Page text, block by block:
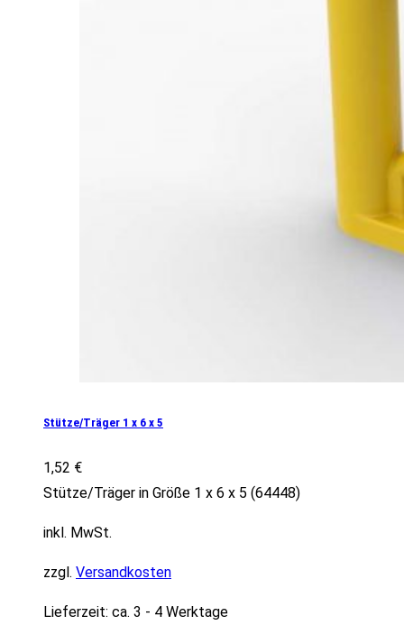
Stütze/Träger 1 x 6 x 5
1,52 €
Stütze/Träger in Größe 1 x 6 x 5 (64448)
inkl. MwSt.
zzgl. Versandkosten
Lieferzeit: ca. 3 - 4 Werktage